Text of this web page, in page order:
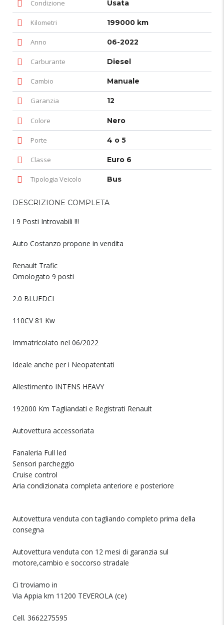
Condizione Usata
Kilometri 199000 km
Anno 06-2022
Carburante Diesel
Cambio Manuale
Garanzia 12
Colore Nero
Porte 4 o 5
Classe Euro 6
Tipologia Veicolo Bus
DESCRIZIONE COMPLETA
I 9 Posti Introvabili !!!
Auto Costanzo propone in vendita
Renault Trafic
Omologato 9 posti
2.0 BLUEDCI
110CV 81 Kw
Immatricolato nel 06/2022
Ideale anche per i Neopatentati
Allestimento INTENS HEAVY
192000 Km Tagliandati e Registrati Renault
Autovettura accessoriata
Fanaleria Full led
Sensori parcheggio
Cruise control
Aria condizionata completa anteriore e posteriore
Autovettura venduta con tagliando completo prima della
consegna
Autovettura venduta con 12 mesi di garanzia sul
motore,cambio e soccorso stradale
Ci troviamo in
Via Appia km 11200 TEVEROLA (ce)
Cell. 3662275595